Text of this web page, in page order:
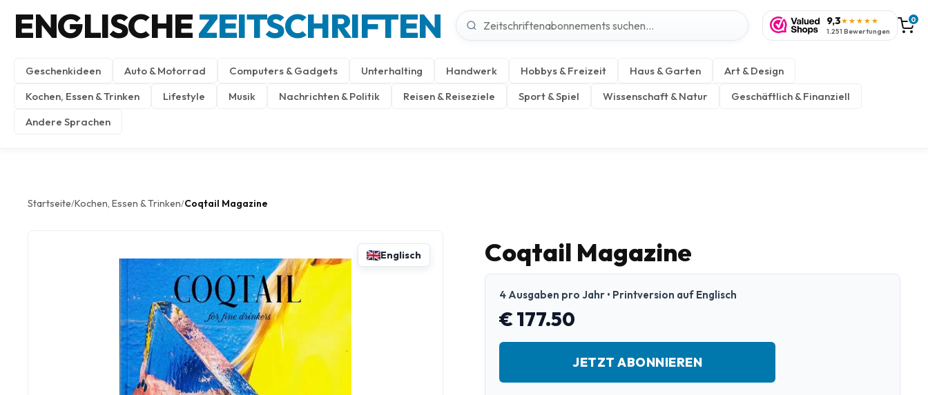
ENGLISCHEZEITSCHRIFTEN 9,3★★★★★
1.251 Bewertungen
0
Geschenkideen Auto & Motorrad Computers & Gadgets Unterhalting Handwerk Hobbys & Freizeit Haus & Garten
Art & Design
Kochen, Essen & Trinken
Lifestyle Musik Nachrichten & Politik Reisen & Reiseziele Sport & Spiel Wissenschaft & Natur
Geschäftlich & Finanziell
Andere Sprachen
Startseite/Kochen, Essen & Trinken/Coqtail Magazine
Englisch Coqtail Magazine
4 Ausgaben pro Jahr • Printversion auf Englisch
€ 177.50
JETZT ABONNIEREN